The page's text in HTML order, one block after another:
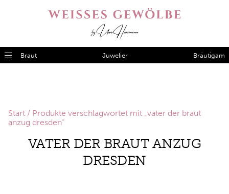
Braut Juwelier Bräutigam
Start / Produkte verschlagwortet mit „vater der braut
anzug dresden“
VATER DER BRAUT ANZUG
DRESDEN